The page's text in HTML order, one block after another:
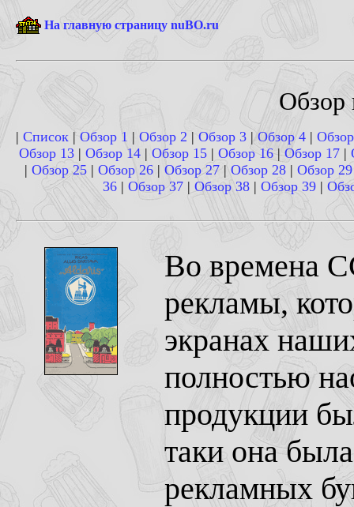
На главную страницу nuBO.ru
Обзор
| Список | Обзор 1 | Обзор 2 | Обзор 3 |Обзор 4 |
Обзор 13 | Обзор 14 | Обзор 15 | Обзор 16 |Обзор 17 |
| Обзор 25 | Обзор 26 | Обзор 27 | Обзор 28 | Обзор 29
36| Обзор 37| Обзор 38| Обзор 39|
Во времена
рекламы,
экранах
полностью
продукции
таки она
рекламных